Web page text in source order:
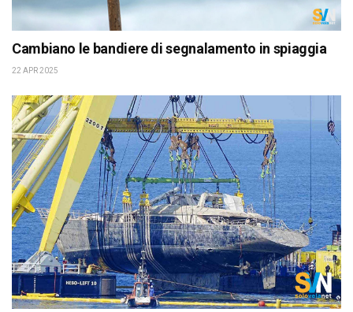
Cambiano le bandiere di segnalamento in spiaggia
22 APR 2025